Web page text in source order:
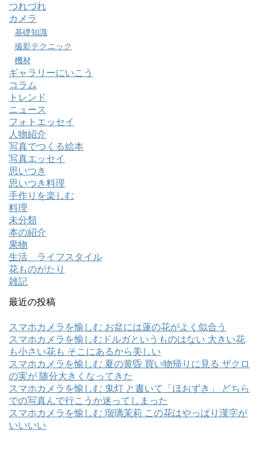
つれづれ
カメラ
基礎知識
撮影テクニック
機材
ギャラリーにいこう
コラム
トレンド
ニュース
フォトエッセイ
人物紹介
写真でつくる絵本
写真エッセイ
思いつき
思いつき料理
手作りを楽しむ
料理
未分類
本の紹介
果物
生活 ライフスタイル
花ものがたり
雑記
最近の投稿
スマホカメラを愉しむ お盆には蓮の花がよく似合う
スマホカメラを愉しむドルガというものはない 大きい花
も小さい花も そこにあるから美しい
スマホカメラを愉しむ 夏の黄昏 買い物帰りに見る ザクロ
の実が 随分大きくなってきた
スマホカメラを愉しむ 鬼灯 と書いて「ほおずき」 どちら
での写真んで行こうか迷ってしまった
スマホカメラを愉しむ 瑠璃茉莉 この花はやっぱり漢字が
いいいい